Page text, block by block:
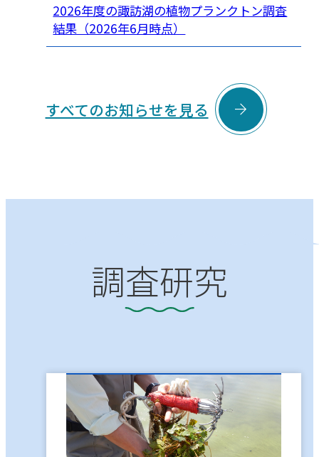
2026年度の諏訪湖の植物プランクトン調査
結果（2026年6月時点）
すべてのお知らせを見る 
調査研究